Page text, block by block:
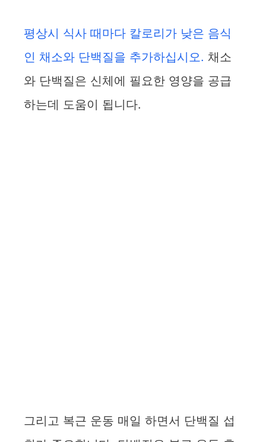
평상시 식사 때마다 칼로리가 낮은 음식
인 채소와 단백질을 추가하십시오. 채소
와 단백질은 신체에 필요한 영양을 공급
하는데 도움이 됩니다.
그리고 복근 운동 매일 하면서 단백질 섭